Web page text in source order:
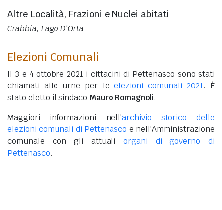
Altre Località, Frazioni e Nuclei abitati
Crabbia, Lago D'Orta
Elezioni Comunali
Il 3 e 4 ottobre 2021 i cittadini di Pettenasco sono stati
chiamati alle urne per le elezioni comunali 2021. È
stato eletto il sindaco Mauro Romagnoli.
Maggiori informazioni nell'archivio storico delle
elezioni comunali di Pettenasco e nell'Amministrazione
comunale con gli attuali organi di governo di
Pettenasco.